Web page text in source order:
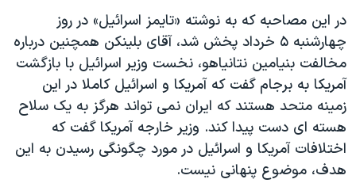
در این مصاحبه که به نوشته «تایمز اسرائيل» در روز
چهارشنبه ۵ خرداد پخش شد، آقای بلینکن همچنین درباره
مخالفت بنیامین نتانیاهو، نخست وزیر اسرائيل با بازگشت
آمریکا به برجام گفت که آمریکا و اسرائيل کاملا در این
زمینه متحد هستند که ایران نمی تواند هرگز به یک سلاح
هسته ای دست پیدا کند. وزیر خارجه آمریکا گفت که
اختلافات آمریکا و اسرائيل در مورد چگونگی رسیدن به این
هدف، موضوع پنهانی نیست.